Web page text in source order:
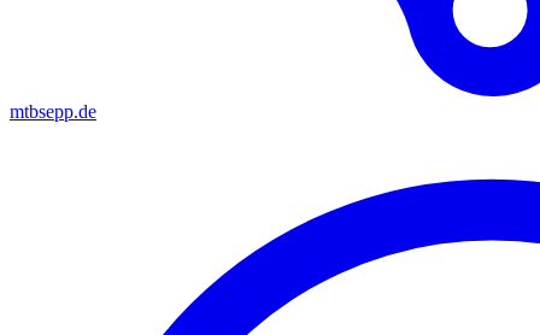
mtbsepp.de